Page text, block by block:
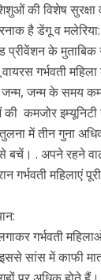
की विशेष
है डेंगू व मलेरिया:
के मुताबिक
वायरस गर्भवती
जन्म, जन्म के समय
कमजोर इम्यूनिटी
में तीन गुना
बचें। . अपने रहने
गर्भवती
गर्भवती
सांस में काफी